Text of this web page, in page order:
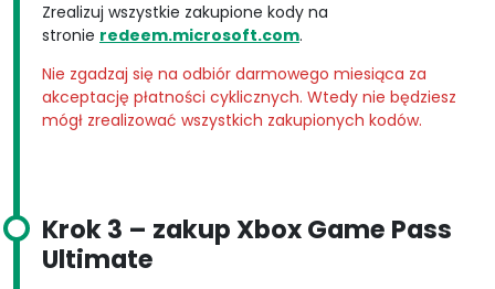
Zrealizuj wszystkie zakupione kody na
stronie redeem.microsoft.com.
Nie zgadzaj się na odbiór darmowego miesiąca za
akceptację płatności cyklicznych. Wtedy nie będziesz
mógł zrealizować wszystkich zakupionych kodów.
Krok 3 – zakup Xbox Game Pass
Ultimate